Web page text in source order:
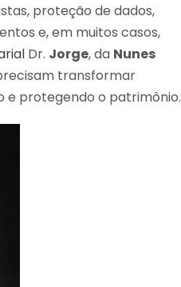
proteção de dados,
e, em muitos casos,
Dr. Jorge, da Nunes
transformar
e protegendo o patrimônio.